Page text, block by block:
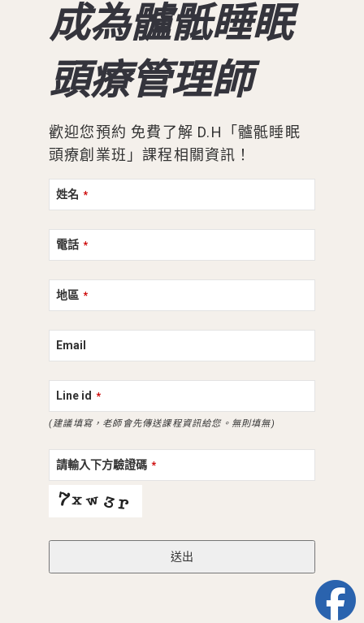
成為髗骶睡眠
頭療管理師
歡迎您預約 免費了解 D.H「髗骶睡眠
頭療創業班」課程相關資訊！
姓名 *
電話 *
地區 *
Email
Line id *
(建議填寫，老師會先傳送課程資訊給您。無則填無)
請輸入下方驗證碼 *
送出